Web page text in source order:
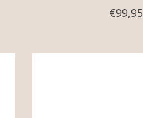
€99,95